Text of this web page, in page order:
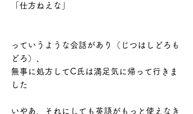
「仕方ねえな」
っていうような会話があり（じつはしどろも
どろ）、
無事に処方してC氏は満足気に帰って行きま
した
いやあ、それにしても英語がもっと使えなき